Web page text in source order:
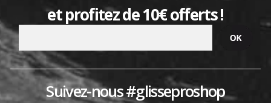
et profitez de 10€ offerts !
Suivez-nous #glisseproshop